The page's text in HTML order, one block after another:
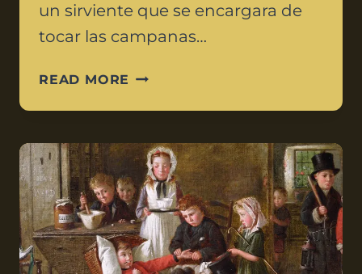
un sirviente que se encargara de
tocar las campanas…
READ MORE